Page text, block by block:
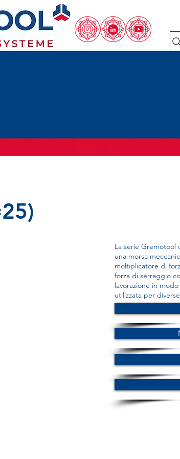
La serie Gremotool
una morsa
moltiplicatore di
forza di serraggio
lavorazione in
utilizzata per